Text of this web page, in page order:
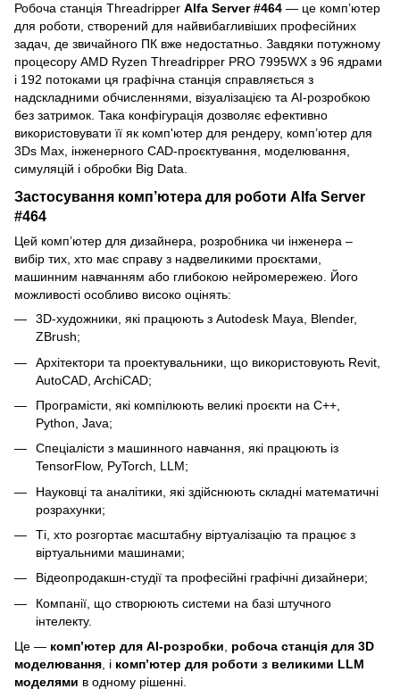
Робоча станція Threadripper Alfa Server #464 — це комп’ютер
для роботи, створений для найвибагливіших професійних
задач, де звичайного ПК вже недостатньо. Завдяки потужному
процесору AMD Ryzen Threadripper PRO 7995WX з 96 ядрами
і 192 потоками ця графічна станція справляється з
надскладними обчисленнями, візуалізацією та AI-розробкою
без затримок. Така конфігурація дозволяє ефективно
використовувати її як комп'ютер для рендеру, комп’ютер для
3Ds Max, інженерного CAD-проєктування, моделювання,
симуляцій і обробки Big Data.
Застосування комп’ютера для роботи Alfa Server
#464
Цей комп’ютер для дизайнера, розробника чи інженера –
вибір тих, хто має справу з надвеликими проєктами,
машинним навчанням або глибокою нейромережею. Його
можливості особливо високо оцінять:
3D-художники, які працюють з Autodesk Maya, Blender,
ZBrush;
Архітектори та проектувальники, що використовують Revit,
AutoCAD, ArchiCAD;
Програмісти, які компілюють великі проєкти на C++,
Python, Java;
Спеціалісти з машинного навчання, які працюють із
TensorFlow, PyTorch, LLM;
Науковці та аналітики, які здійснюють складні математичні
розрахунки;
Ті, хто розгортає масштабну віртуалізацію та працює з
віртуальними машинами;
Відеопродакшн-студії та професійні графічні дизайнери;
Компанії, що створюють системи на базі штучного
інтелекту.
Це — комп’ютер для AI-розробки, робоча станція для 3D
моделювання, і комп’ютер для роботи з великими LLM
моделями в одному рішенні.